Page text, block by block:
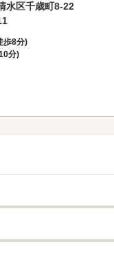
水区千歳町8-22
歩8分)
分)